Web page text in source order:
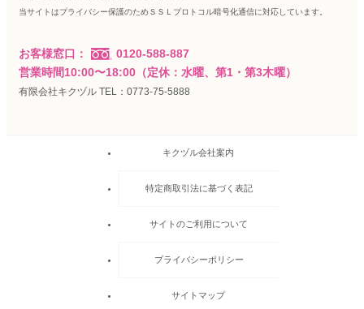
当サイトはプライバシー保護のためＳＳＬプロトコル暗号化通信に対応しています。
お客様窓口：
0120-588-887
営業時間10:00〜18:00（定休：水曜、第1・第3木曜）
有限会社キクヅル TEL：0773-75-5888
キクヅル会社案内
特定商取引法に基づく表記
サイトのご利用について
プライバシーポリシー
サイトマップ